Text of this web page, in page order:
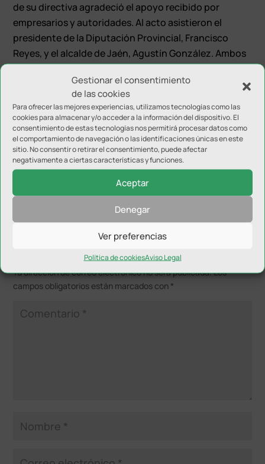
Gestionar el consentimiento
de las cookies
Para ofrecer las mejores experiencias, utilizamos tecnologías como las
cookies para almacenar y/o acceder a la información del dispositivo. El
consentimiento de estas tecnologías nos permitirá procesar datos como
el comportamiento de navegación o las identificaciones únicas en este
sitio. No consentir o retirar el consentimiento, puede afectar
negativamente a ciertas características y funciones.
Aceptar
Denegar
Ver preferencias
Política de cookiesAviso Legal
de su directiva agradeció el apoyo recibido por
empresarios y autoridades. Al acto asistieron el
presidente de la Diputación Provincial, Francisco
Reyes, y el alcalde de Jaén, Agustín González. Ambos
estuvieron acompañados por las personas que en sus
gabinetes son responsables del área deportiva: África
Colomo en el organismo provincial y José María
Álvarez en el municipal. El secretario general de la
Federación Española de Rugby, Miguel Ángel Martín,
también se desplazó hasta Jaén para asistir al cierre
de temporada.
Enviar comentario
Tu dirección de correo electrónico no será publicada.Los
campos obligatorios están marcados con *